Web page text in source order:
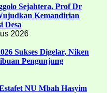
Sejahtera, Prof Dr
Kemandirian
Desa
2026
Sukses Digelar, Niken
Pengunjung
NU Mbah Hasyim